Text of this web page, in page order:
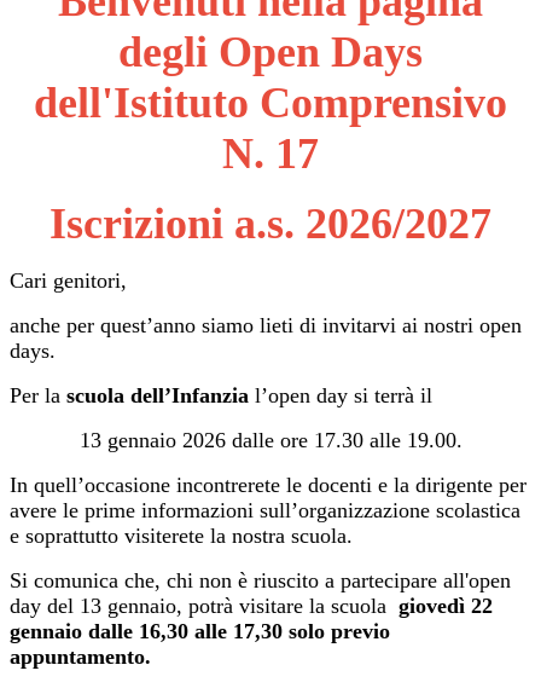
degli Open Days
dell'Istituto Comprensivo
N. 17
Iscrizioni a.s. 2026/2027
Cari genitori,
anche per quest’anno siamo lieti di invitarvi ai nostri open
days.
Per la scuola dell’Infanzia l’open day si terrà il
13 gennaio 2026 dalle ore 17.30 alle 19.00.
In quell’occasione incontrerete le docenti e la dirigente per
avere le prime informazioni sull’organizzazione scolastica
e soprattutto visiterete la nostra scuola.
Si comunica che, chi non è riuscito a partecipare all'open
day del 13 gennaio, potrà visitare la scuola giovedì 22
gennaio dalle 16,30 alle 17,30 solo previo
appuntamento.